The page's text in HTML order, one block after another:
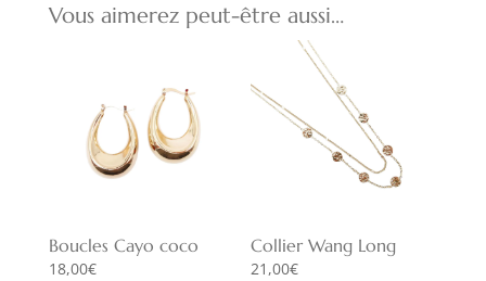
Vous aimerez peut-être aussi…
Boucles Cayo coco
18,00€
Collier Wang Long
21,00€